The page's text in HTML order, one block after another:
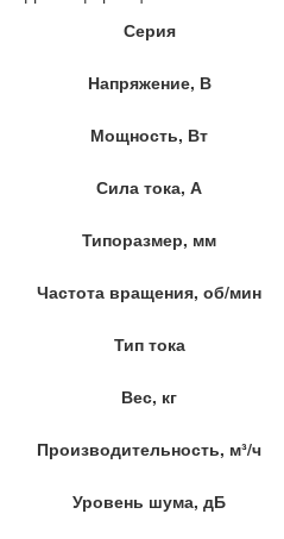
Серия
Напряжение, В
Мощность, Вт
Сила тока, А
Типоразмер, мм
Частота вращения, об/мин
Тип тока
Вес, кг
Производительность, м³/ч
Уровень шума, дБ